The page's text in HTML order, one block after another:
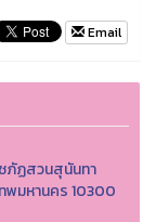
Email
ภัฏสวนสุนันทา
พมหานคร 10300